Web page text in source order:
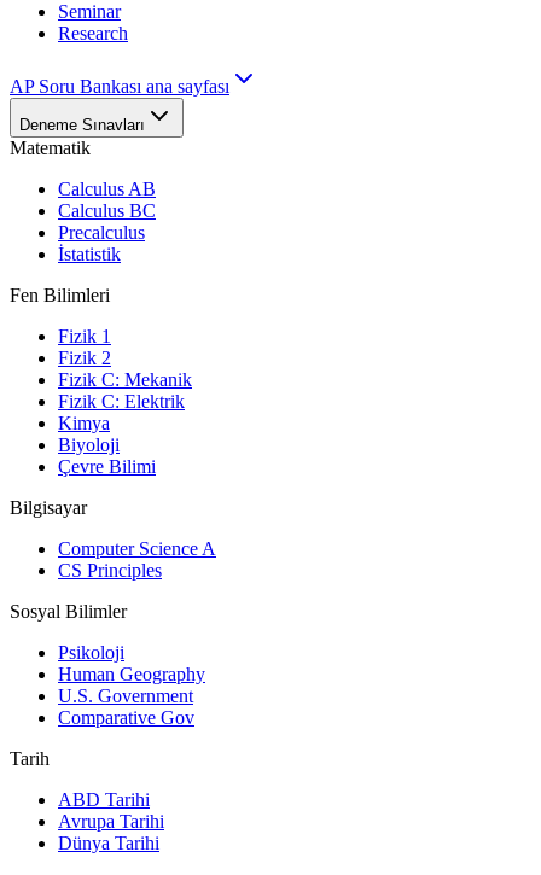
Seminar
Research
AP Soru Bankası ana sayfası
Deneme Sınavları
Matematik
Calculus AB
Calculus BC
Precalculus
İstatistik
Fen Bilimleri
Fizik 1
Fizik 2
Fizik C: Mekanik
Fizik C: Elektrik
Kimya
Biyoloji
Çevre Bilimi
Bilgisayar
Computer Science A
CS Principles
Sosyal Bilimler
Psikoloji
Human Geography
U.S. Government
Comparative Gov
Tarih
ABD Tarihi
Avrupa Tarihi
Dünya Tarihi